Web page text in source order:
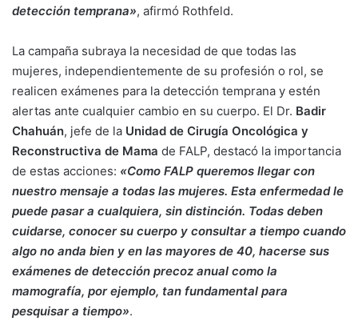
detección temprana», afirmó Rothfeld.
La campaña subraya la necesidad de que todas las
mujeres, independientemente de su profesión o rol, se
realicen exámenes para la detección temprana y estén
alertas ante cualquier cambio en su cuerpo. El Dr. Badir
Chahuán, jefe de la Unidad de Cirugía Oncológica y
Reconstructiva de Mama de FALP, destacó la importancia
de estas acciones: «Como FALP queremos llegar con
nuestro mensaje a todas las mujeres. Esta enfermedad le
puede pasar a cualquiera, sin distinción. Todas deben
cuidarse, conocer su cuerpo y consultar a tiempo cuando
algo no anda bien y en las mayores de 40, hacerse sus
exámenes de detección precoz anual como la
mamografía, por ejemplo, tan fundamental para
pesquisar a tiempo».